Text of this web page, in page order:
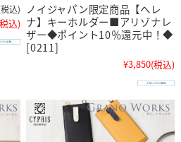
込)
込)
ノイジャパン限定商品【ヘレ
ナ】キーホルダー■アリゾナレ
ザー◆ポイント10％還元中！◆
[0211]
¥3,850(税込)